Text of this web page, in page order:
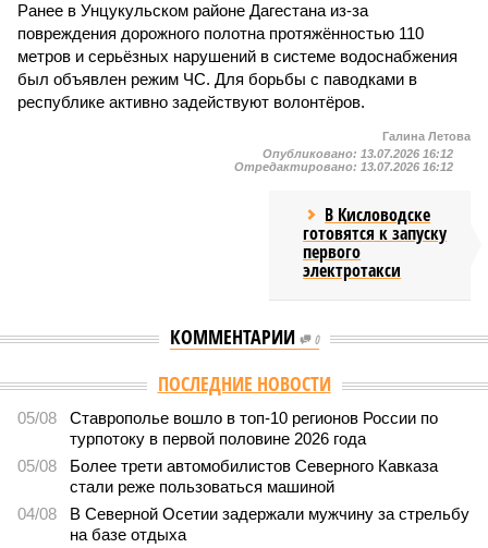
Ранее в Унцукульском районе Дагестана из-за
повреждения дорожного полотна протяжённостью 110
метров и серьёзных нарушений в системе водоснабжения
был объявлен режим ЧС. Для борьбы с паводками в
республике активно задействуют волонтёров.
Галина Летова
Опубликовано: 13.07.2026 16:12
Отредактировано: 13.07.2026 16:12
В Кисловодске
готовятся к запуску
первого
электротакси
КОММЕНТАРИИ 0
ПОСЛЕДНИЕ НОВОСТИ
05/08
Ставрополье вошло в топ-10 регионов России по
турпотоку в первой половине 2026 года
05/08
Более трети автомобилистов Северного Кавказа
стали реже пользоваться машиной
04/08
В Северной Осетии задержали мужчину за стрельбу
на базе отдыха